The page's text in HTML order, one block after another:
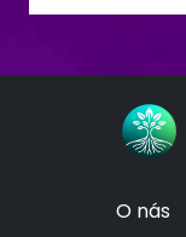
O nás